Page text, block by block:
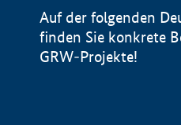
Auf der folgenden
finden Sie konkrete
GRW-Projekte!